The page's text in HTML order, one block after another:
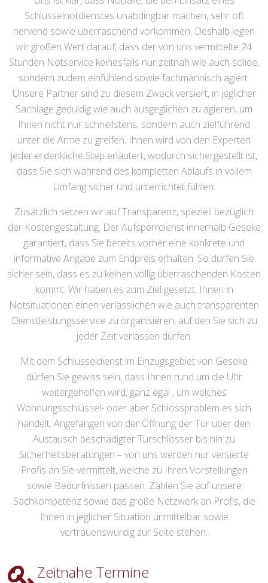
Schlüsselnotdienstes unabdingbar machen, sehr oft
nervend sowie überraschend vorkommen. Deshalb legen
wir großen Wert darauf, dass der von uns vermittelte 24
Stunden Notservice keinesfalls nur zeitnah wie auch solide,
sondern zudem einfühlend sowie fachmännisch agiert.
Unsere Partner sind zu diesem Zweck versiert, in jeglicher
Sachlage geduldig wie auch ausgeglichen zu agieren, um
Ihnen nicht nur schnellstens, sondern auch zielführend
unter die Arme zu greifen. Ihnen wird von den Experten
jeder erdenkliche Step erläutert, wodurch sichergestellt ist,
dass Sie sich während des kompletten Ablaufs in vollem
Umfang sicher und unterrichtet fühlen.
Zusätzlich setzen wir auf Transparenz, speziell bezüglich
der Kostengestaltung. Der Aufsperrdienst innerhalb Geseke
garantiert, dass Sie bereits vorher eine konkrete und
informative Angabe zum Endpreis erhalten. So dürfen Sie
sicher sein, dass es zu keinen völlig überraschenden Kosten
kommt. Wir haben es zum Ziel gesetzt, Ihnen in
Notsituationen einen verlässlichen wie auch transparenten
Dienstleistungsservice zu organisieren, auf den Sie sich zu
jeder Zeit verlassen dürfen.
Mit dem Schlüsseldienst im Einzugsgebiet von Geseke
dürfen Sie gewiss sein, dass Ihnen rund um die Uhr
weitergeholfen wird, ganz egal , um welches
Wohnungsschlüssel- oder aber Schlossproblem es sich
handelt. Angefangen von der Öffnung der Tür über den
Austausch beschädigter Türschlösser bis hin zu
Sicherheitsberatungen – von uns werden nur versierte
Profis an Sie vermittelt, welche zu Ihren Vorstellungen
sowie Bedürfnissen passen. Zählen Sie auf unsere
Sachkompetenz sowie das große Netzwerk an Profis, die
Ihnen in jeglicher Situation unmittelbar sowie
vertrauenswürdig zur Seite stehen.
Zeitnahe Termine